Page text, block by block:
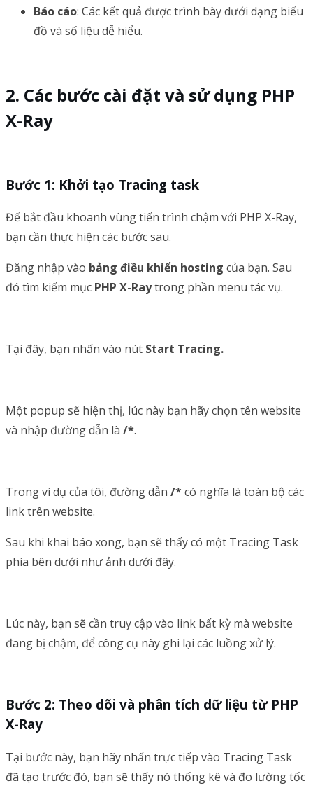
Báo cáo: Các kết quả được trình bày dưới dạng biểu
đồ và số liệu dễ hiểu.
Các bước cài đặt và sử dụng PHP
X-Ray
Bước 1: Khởi tạo Tracing task
Để bắt đầu khoanh vùng tiến trình chậm với PHP X-Ray,
bạn cần thực hiện các bước sau.
Đăng nhập vào bảng điều khiển hosting của bạn. Sau
đó tìm kiếm mục PHP X-Raytrong phần menu tác vụ.
Tại đây, bạn nhấn vào nút Start Tracing.
Một popup sẽ hiện thị, lúc này bạn hãy chọn tên website
và nhập đường dẫn là /*.
Trong ví dụ của tôi, đường dẫn /*có nghĩa là toàn bộ các
link trên website.
Sau khi khai báo xong, bạn sẽ thấy có một Tracing Task
phía bên dưới như ảnh dưới đây.
Lúc này, bạn sẽ cần truy cập vào link bất kỳ mà website
đang bị chậm, để công cụ này ghi lại các luồng xử lý.
Bước 2: Theo dõi và phân tích dữ liệu từ PHP
X-Ray
Tại bước này, bạn hãy nhấn trực tiếp vào Tracing Task
đã tạo trước đó, bạn sẽ thấy nó thống kê và đo lường tốc